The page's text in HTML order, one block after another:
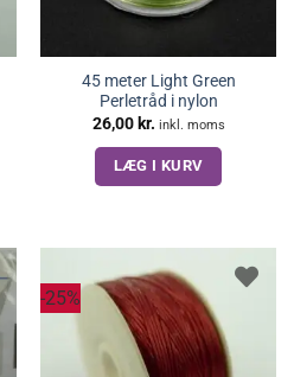
45 meter Light Green
Perletråd i nylon
26,00kr. inkl. moms
LÆG I KURV
-25%